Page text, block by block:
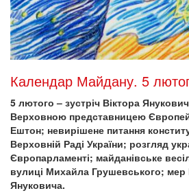
Календар Майдану. 5
5 лютого – зустріч Віктора
Верховною представницею
Ештон; невирішене питання
Верховній Раді України; розгляд
Європарламенті; майданівське
вулиці Михайла Грушевського; мер
Януковича.